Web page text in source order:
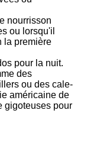
nourrisson
ou lorsqu'il
la première
pour la nuit.
des
ou des cale-
américaine de
gigoteuses pour